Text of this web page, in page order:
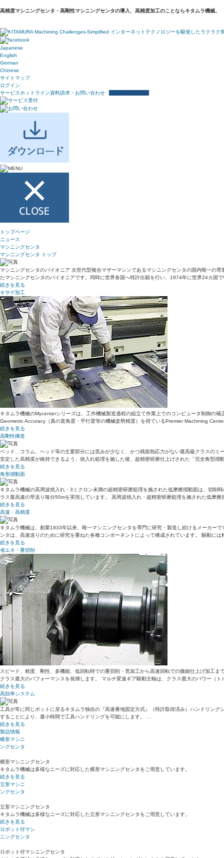
高精度マシニングセンタ・高剛性マシニングセンタの導入、高精度加工のことならキタムラ機械。
Japanese
English
German
Chinese
サイトマップ
ログイン
サービスホットライン資料請求・お問い合わせ 各種ダウンロード
トップページ
ニュース
マシニングセンタ
マシニングセンタ トップ
マシニングセンタのパイオニア 次世代型複合マザーマシンであるマシニングセンタの国内唯一の
たマシニングセンタのパイオニアです。同時に世界各国へ特許出願を行い、1974年に世界24カ国
続きを見る
キサゲ加工
キタムラ機械のMycenterシリーズは、工作機械製造過程の組立て作業上でのコンピュータ制御の
Geometric Accuracy（真の直角度・平行度等の機械姿勢精度）を得ているPremier Machining
続きを見る
高剛性構造
ベッド、コラム、ヘッド等の主要部分には歪みが少なく、かつ残留熱応力がない最高級クラスの
安定した高精度が維持できるよう、焼入れ処理を施した後、超精密研磨仕上げされた「完全角型
続きを見る
角形摺動面
キタムラ機械の高周波焼入れ・3ミクロン未満の超精密研磨処理を施された低摩擦摺動面は、切
ラス最高速の早送り毎分50mを実現しています。 高周波焼入れ・超精密研磨処理を施された低摩
続きを見る
高速・高精度
キタムラ機械は、創業1933年以来、唯一マシニングセンタを専門に研究・製造し続けるメーカー
ンタは、高速送りのために研究を重ねた各種コンポーネントによって構成されています。 駆動に
続きを見る
省エネ・重切削
スピード、精度、剛性、多機能、低回転時での重切削・荒加工から高速回転での微細仕上げ加工
クラス最大のパフォーマンスを発揮します。 マルチ変速ギア駆動主軸は、クラス最大のパワー（
続きを見る
高効率システム
工具が常に同じポットに戻るキタムラ独自の『高速番地固定方式』（特許取得済み）ハンドリン
することにより、最小時間で工具ハンドリングを可能にします。 …
続きを見る
製品情報
横形マシニ
ングセンタ
横形マシニングセンタ
キタムラ機械は多様なニーズに対応した横形マシニングセンタをご用意しています。
続きを見る
立形マシニ
ングセンタ
立形マシニングセンタ
キタムラ機械は多様なニーズに対応した立形マシニングセンタをご用意しています。
続きを見る
ロボット付マシ
ニングセンタ
ロボット付マシニングセンタ